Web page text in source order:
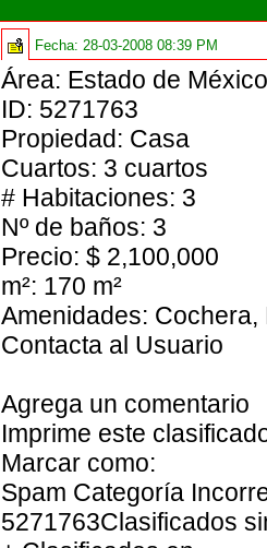
Fecha:28-03-2008 08:39 PM
Área: Estado de
ID: 5271763
Propiedad: Casa
Cuartos: 3 cuartos
# Habitaciones: 3
Nº de baños: 3
Precio: $ 2,100,000
m²: 170 m²
Amenidades: Cochera,
Contacta al Usuario
Agrega un comentario
Imprime este
Marcar como:
Spam Categoría
5271763Clasificados